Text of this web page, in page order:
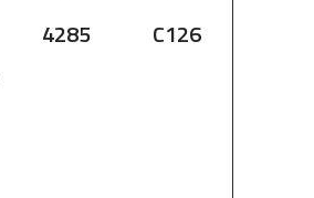
4285
C126